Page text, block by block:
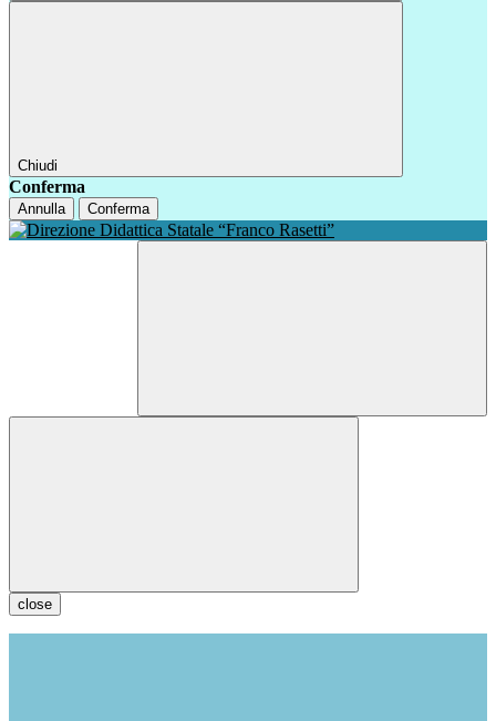
Chiudi
Conferma
Annulla Conferma
close